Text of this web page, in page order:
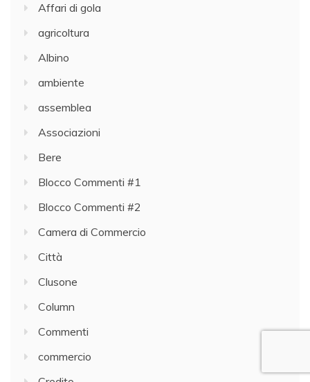
Affari di gola
agricoltura
Albino
ambiente
assemblea
Associazioni
Bere
Blocco Commenti #1
Blocco Commenti #2
Camera di Commercio
Città
Clusone
Column
Commenti
commercio